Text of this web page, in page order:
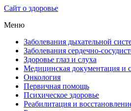
Сайт о здоровье
Меню
Заболевания дыхательной
Заболевания сердечно-
Здоровье глаз и слуха
Медицинская документация и
Онкология
Первичная помощь
Психическое здоровье
Реабилитация и